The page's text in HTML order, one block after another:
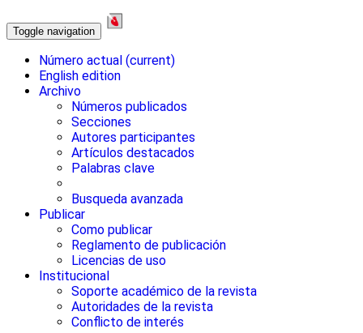
Toggle navigation
Número actual (current)
English edition
Archivo
Números publicados
Secciones
Autores participantes
Artículos destacados
Palabras clave
Busqueda avanzada
Publicar
Como publicar
Reglamento de publicación
Licencias de uso
Institucional
Soporte académico de la revista
Autoridades de la revista
Conflicto de interés